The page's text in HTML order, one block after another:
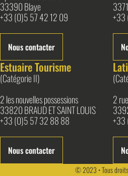
33390 Blaye
+33 (0)5 57 42 12 09
Nous contacter
+33
Estuaire Tourisme
(Catégorie II)
2 les nouvelles possessions
33820 BRAUD ET SAINT LOUIS
+33 (0)5 57 32 88 88
Nous contacter
2
+33
© 2023 • Tous